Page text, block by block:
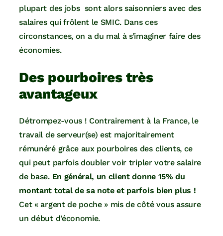
plupart des jobs sont alors saisonniers avec des
salaires qui frôlent le SMIC. Dans ces
circonstances, on a du mal à s’imaginer faire des
économies.
Des pourboires très
avantageux
Détrompez-vous ! Contrairement à la France, le
travail de serveur(se) est majoritairement
rémunéré grâce aux pourboires des clients, ce
qui peut parfois doubler voir tripler votre salaire
de base. En général, un client donne 15% du
montant total de sa note et parfois bien plus !
Cet « argent de poche » mis de côté vous assure
un début d’économie.